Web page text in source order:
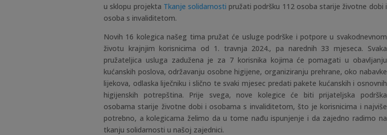
u sklopu projekta Tkanje solidarnosti pružati podršku 112 osoba starije životne dobi i
osoba s invaliditetom.
Novih 16 kolegica našeg tima pružat će usluge podrške i potpore u svakodnevnom
životu krajnjim korisnicima od 1. travnja 2024., pa narednih 33 mjeseca. Svaka
pružateljica usluga zadužena je za 7 korisnika kojima će pomagati u obavljanju
kućanskih poslova, održavanju osobne higijene, organiziranju prehrane, oko nabavke
lijekova, odlaska liječniku i slično te svaki mjesec predati pakete kućanskih i osnovnih
higijenskih potrepština. Prije svega, nove kolegice će biti prijateljska podrška
osobama starije životne dobi i osobama s invaliditetom, što je korisnicima i najviše
potrebno, a kolegicama želimo da u tome nađu ispunjenje i da zajedno radimo na
tkanju solidarnosti u našoj zajednici.